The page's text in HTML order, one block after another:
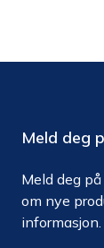
Meld deg
Meld deg
om nye
informasjon.